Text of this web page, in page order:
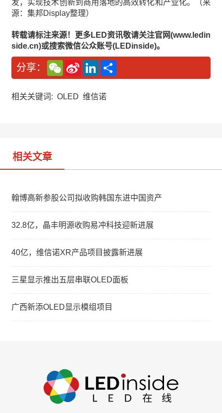
发，实现技术创新到商用落地的高效转化和产业化。（来
源：集邦Display整理）
转载请标注来源！更多LED资讯敬请关注官网(www.ledin
side.cn)或搜索微信公众账号(LEDinside)。
分享：
W
e
C
a
S
n
W
L
n
e
相关关键词: OLED 维信诺
相关文章
翰博高新参股公司拟收购韩国东进中国资产
32.8亿，晶丰明源收购易冲科技迎新进展
40亿，维信诺XR产品项目披露新进展
三星显示推出五层串联OLED面板
广西新添OLED显示模组项目